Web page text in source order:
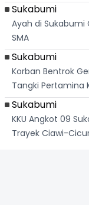
Sukabumi
Ayah di Sukabumi
SMA
Sukabumi
Korban Bentrok
Tangki Pertamina
Sukabumi
KKU Angkot 09
Trayek Ciawi-